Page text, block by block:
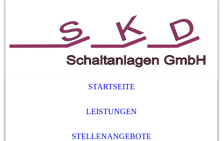
STARTSEITE
LEISTUNGEN
STELLENANGEBOTE